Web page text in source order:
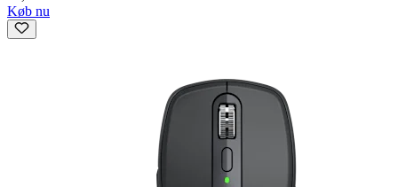
Køb nu